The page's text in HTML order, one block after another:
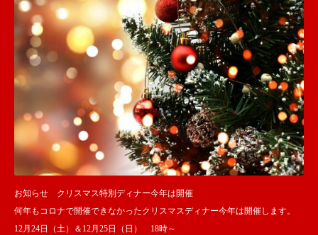
お知らせ クリスマス特別ディナー今年は開催
何年もコロナで開催できなかったクリスマスディナー今年は開催します。
12月24日（土）＆12月25日（日） 18時～